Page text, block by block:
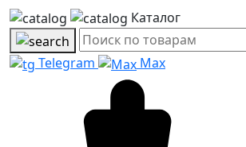
Каталог
Telegram
Max